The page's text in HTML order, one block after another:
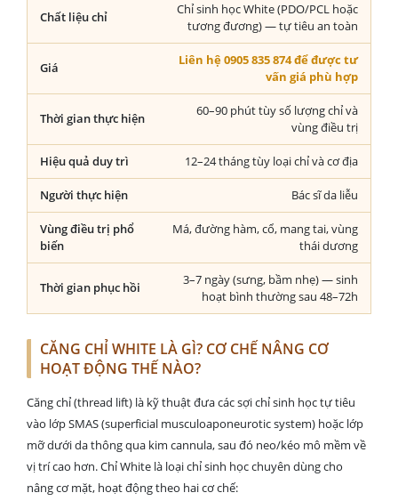
Chất liệu chỉ
Chỉ sinh học White (PDO/PCL hoặc
tương đương) — tự tiêu an toàn
Giá
Liên hệ 0905 835 874 để được tư
vấn giá phù hợp
Thời gian thực hiện
60–90 phút tùy số lượng chỉ và
vùng điều trị
Hiệu quả duy trì 12–24 tháng tùy loại chỉ và cơ địa
Người thực hiện Bác sĩ da liễu
Vùng điều trị phổ
biến
Má, đường hàm, cổ, mang tai, vùng
thái dương
Thời gian phục hồi
3–7 ngày (sưng, bầm nhẹ) — sinh
hoạt bình thường sau 48–72h
CĂNG CHỈ WHITE LÀ GÌ? CƠ CHẾ NÂNG CƠ
HOẠT ĐỘNG THẾ NÀO?
Căng chỉ (thread lift) là kỹ thuật đưa các sợi chỉ sinh học tự tiêu
vào lớp SMAS (superficial musculoaponeurotic system) hoặc lớp
mỡ dưới da thông qua kim cannula, sau đó neo/kéo mô mềm về
vị trí cao hơn. Chỉ White là loại chỉ sinh học chuyên dùng cho
nâng cơ mặt, hoạt động theo hai cơ chế: